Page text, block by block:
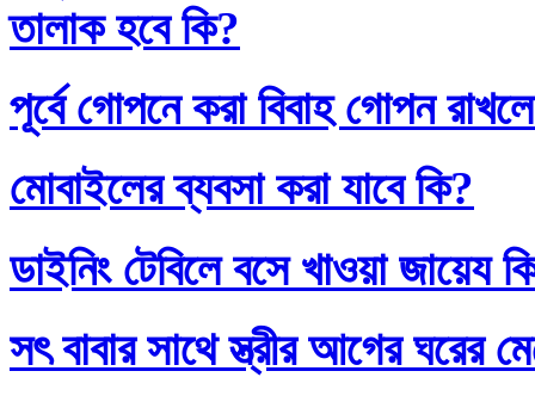
তালাক হবে কি?
পূর্বে গোপনে করা বিবাহ গোপন
মোবাইলের ব্যবসা করা যাবে কি?
ডাইনিং টেবিলে বসে খাওয়া জায়েয
সৎ বাবার সাথে স্ত্রীর আগের ঘরের